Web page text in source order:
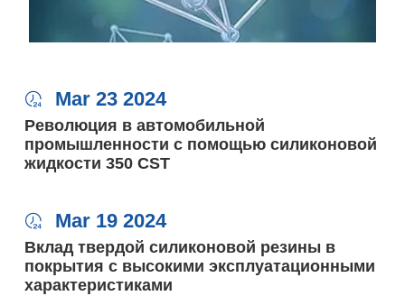
 Mar 23 2024
Революция в автомобильной
промышленности с помощью силиконовой
жидкости 350 CST
 Mar 19 2024
Вклад твердой силиконовой резины в
покрытия с высокими эксплуатационными
характеристиками